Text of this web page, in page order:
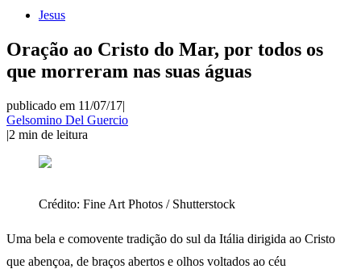
Jesus
Oração ao Cristo do Mar, por todos os
que morreram nas suas águas
publicado em 11/07/17|
Gelsomino Del Guercio
|2 min de leitura
Crédito: Fine Art Photos / Shutterstock
Uma bela e comovente tradição do sul da Itália dirigida ao Cristo
que abençoa, de braços abertos e olhos voltados ao céu